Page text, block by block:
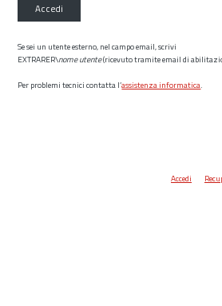
Accedi
Se sei un utente esterno, nel campo email, scrivi
EXTRARER\nome utente(ricevuto tramite email di
Per problemi tecnici contatta l’assistenza informatica.
Accedi